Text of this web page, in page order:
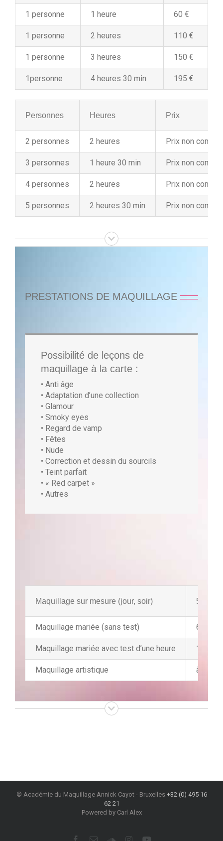
1 personne 1 heure 60 €
1 personne 2 heures 110 €
1 personne 3 heures 150 €
1personne 4 heures 30 min 195 €
Personnes Heures Prix
2 personnes 2 heures Prix non
3 personnes 1 heure 30 min Prix non
4 personnes 2 heures Prix non
5 personnes 2 heures 30 min Prix non
PRESTATIONS DE MAQUILLAGE
Possibilité de leçons de
maquillage à la carte :
• Anti âge
• Adaptation d’une collection
• Glamour
• Smoky eyes
• Regard de vamp
• Fêtes
• Nude
• Correction et dessin du sourcils
• Teint parfait
• « Red carpet »
• Autres
Maquillage sur mesure (jour, soir) 50 €
Maquillage mariée (sans test) 60 €
Maquillage mariée avec test d’une heure 100 €
Maquillage artistique à partir
© Académie du Maquillage Annick Cayot - Bruxelles +32 (0) 495 16
62 21
Powered by Carl Alex
Facebook
EmailSoundCloud
Instagram